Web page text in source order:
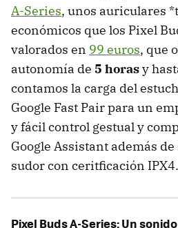
A-Series, unos auriculares
económicos que los Pixel
valorados en 99 euros, que
autonomía de 5 horasy
contamos la carga del
Google Fast Pair para un
y fácil control gestual y
Google Assistant además
sudor con ceritficación IPX4.
Pixel Buds A-Series: Un